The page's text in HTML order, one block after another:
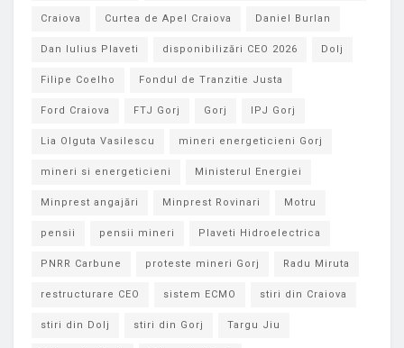
Craiova Curtea de Apel Craiova Daniel Burlan
Dan Iulius Plaveti disponibilizări CEO 2026 Dolj
Filipe Coelho Fondul de Tranzitie Justa
Ford Craiova FTJ Gorj Gorj IPJ Gorj
Lia Olguta Vasilescu mineri energeticieni Gorj
mineri si energeticieni Ministerul Energiei
Minprest angajări Minprest Rovinari Motru
pensii pensii mineri Plaveti Hidroelectrica
PNRR Carbune proteste mineri Gorj Radu Miruta
restructurare CEO sistem ECMO stiri din Craiova
stiri din Dolj stiri din Gorj Targu Jiu